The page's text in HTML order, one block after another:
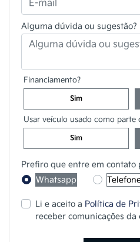
Alguma dúvida ou sugestão?
Financiamento?
Sim
Usar veículo usado como parte
Sim
Prefiro que entre em contato
Whatsapp
Li e aceito a Política de
receber comunicações da